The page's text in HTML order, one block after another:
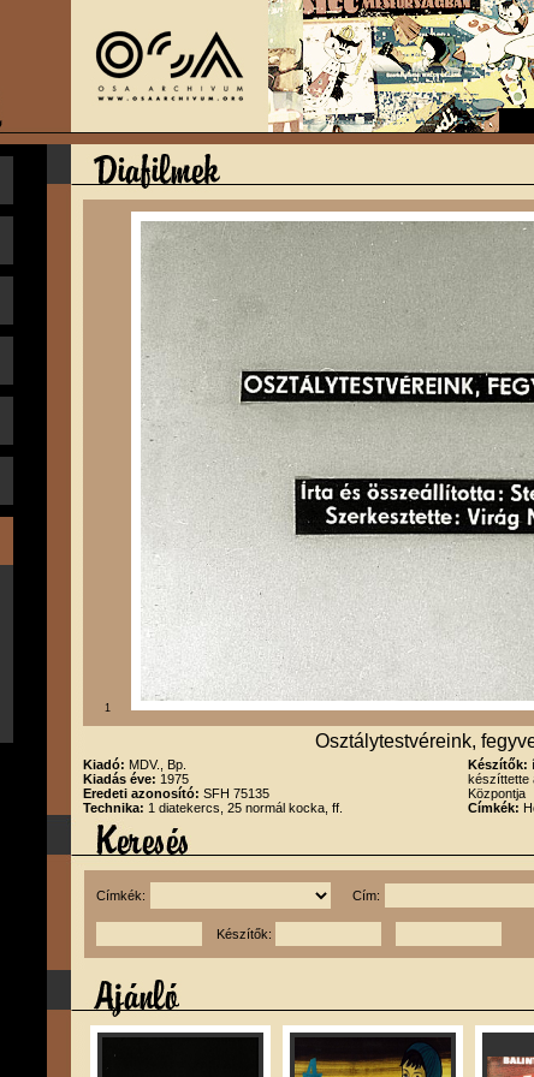
1
Osztálytestvéreink,
Kiadó: MDV., Bp.
Kiadás éve: 1975
Eredeti azonosító: SFH 75135
Technika: 1 diatekercs, 25 normál kocka, ff.
Készítők:
készíttette
Központja
Címkék:
Címkék: Cím:
Készítők: